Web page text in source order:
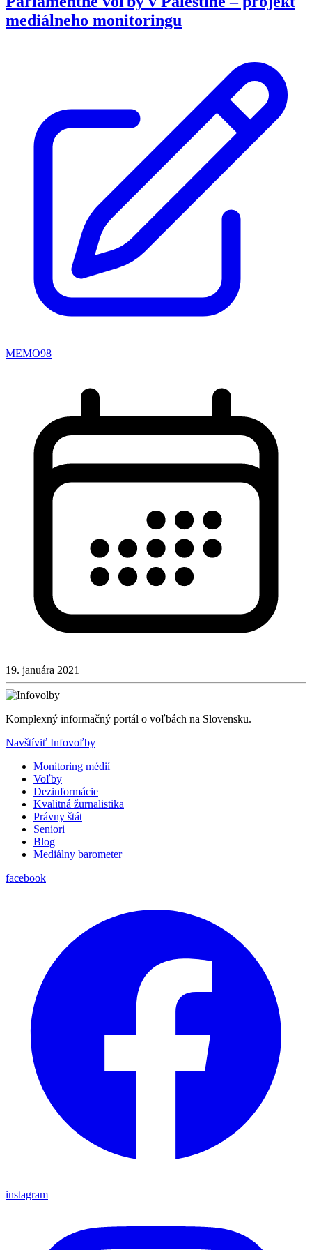
mediálneho monitoringu
MEMO98
19. januára 2021
Komplexný informačný portál o voľbách na Slovensku.
Navštíviť Infovoľby
Monitoring médií
Voľby
Dezinformácie
Kvalitná žurnalistika
Právny štát
Seniori
Blog
Mediálny barometer
facebook
instagram